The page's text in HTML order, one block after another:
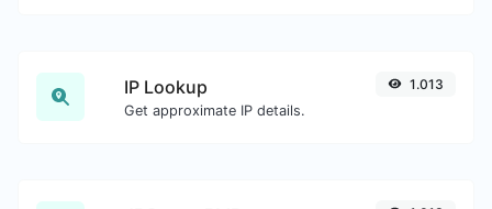
IP Lookup
Get approximate IP details.
1.013